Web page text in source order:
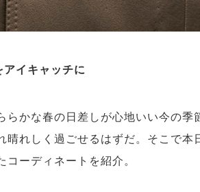
イキャッチに
らかな春の日差しが心地いい今の季
晴れしく過ごせるはずだ。そこで本
ーディネートを紹介。